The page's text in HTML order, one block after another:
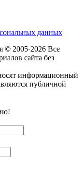
данных
© 2005-2026 Все
сайта без
информационный
публичной